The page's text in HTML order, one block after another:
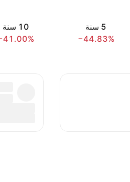
‎5‎ سنة
−44.83%
‎10‎ سنة